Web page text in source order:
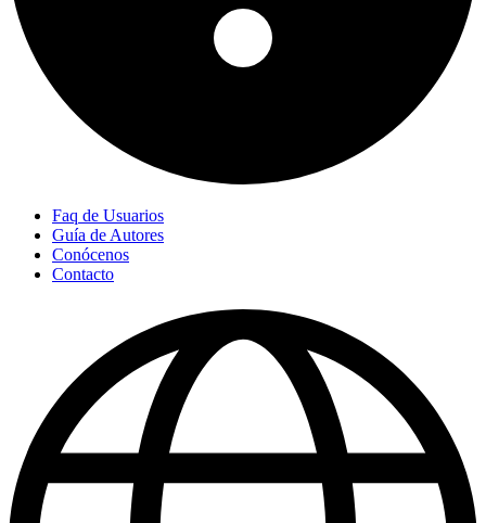
Faq de Usuarios
Guía de Autores
Conócenos
Contacto